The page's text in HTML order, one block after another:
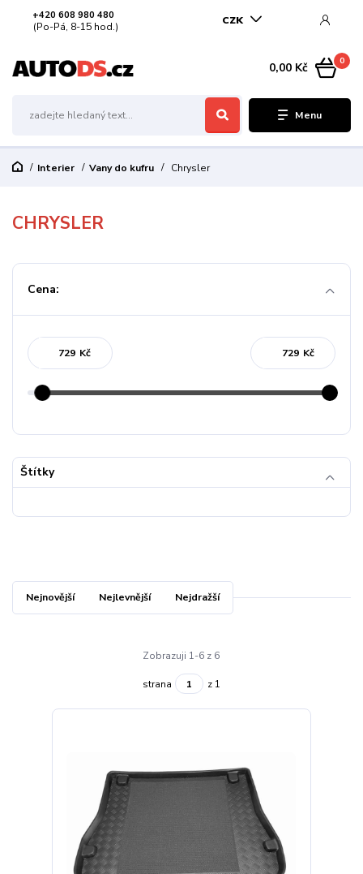
Menu
CZK
+420 608 980 480
(Po-Pá, 8-15 hod.)
0
0,00 Kč
Interier Vany do kufru Chrysler
CHRYSLER
Cena:
Kč Kč
Štítky
Nejnovější Nejlevnější Nejdražší
Zobrazuji 1-6 z 6
strana z 1